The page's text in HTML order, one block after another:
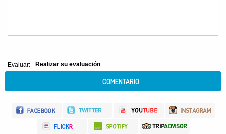
Evaluar: Realizar su evaluación